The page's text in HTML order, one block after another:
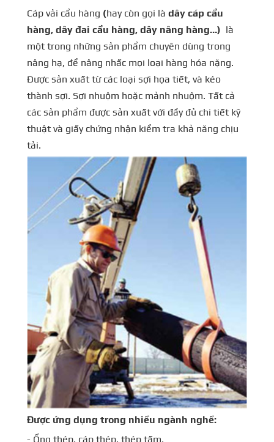
Cáp vải cẩu hàng (hay còn gọi là dây cáp cẩu
hàng, dây đai cẩu hàng, dây nâng hàng…) là
một trong những sản phẩm chuyên dùng trong
nâng hạ, để nâng nhấc mọi loại hàng hóa nặng.
Được sản xuất từ các loại sợi họa tiết, và kéo
thành sợi. Sợi nhuộm hoặc mảnh nhuộm. Tất cả
các sản phẩm được sản xuất với đầy đủ chi tiết kỹ
thuật và giấy chứng nhận kiểm tra khả năng chịu
tải.
Được ứng dụng trong nhiều ngành nghề:
- Ống thép, cáp thép, thép tấm.